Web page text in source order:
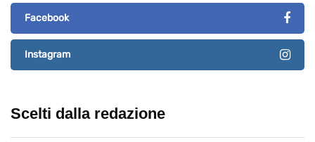
Facebook
Instagram
Scelti dalla redazione